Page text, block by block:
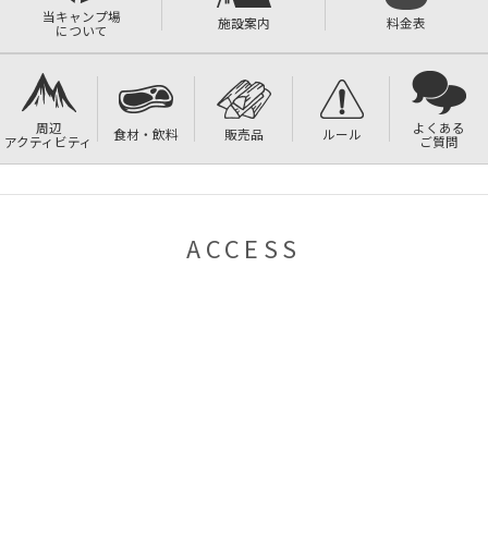
当キャンプ場
について 施設案内 料金表
周辺
アクティビティ 食材・飲料 販売品 ルール よくある
ご質問
ACCESS